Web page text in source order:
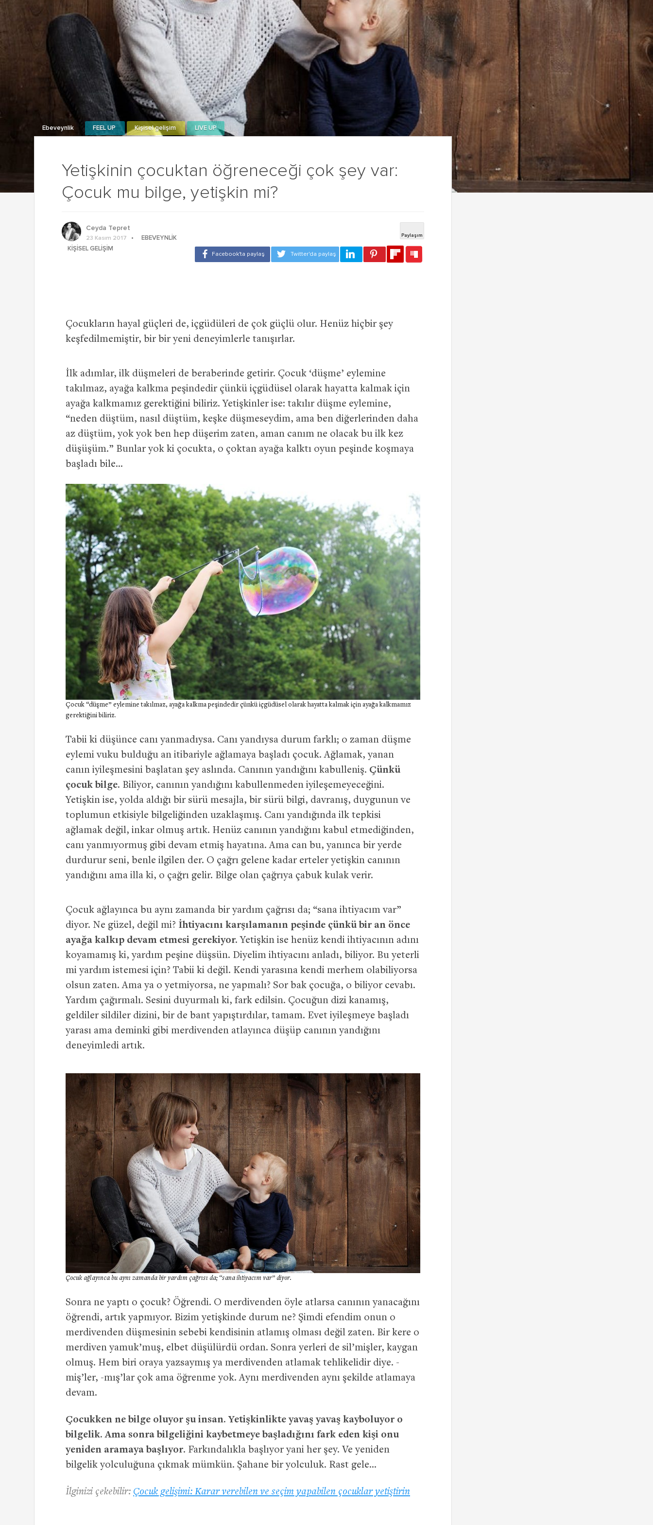
Yetişkinin çocuktan öğreneceği çok şey var:
Çocuk mu bilge, yetişkin mi?
Ebeveynlik FEEL UP Kişisel gelişim LIVE UP
Ceyda Tepret
23 Kasım 2017
EBEVEYNLIK
KIŞISEL GELIŞIM
Çocukların hayal güçleri de, içgüdüleri de çok güçlü olur. Henüz hiçbir şey
keşfedilmemiştir, bir bir yeni deneyimlerle tanışırlar.
İlk adımlar, ilk düşmeleri de beraberinde getirir. Çocuk ‘düşme’ eylemine
takılmaz, ayağa kalkma peşindedir çünkü içgüdüsel olarak hayatta kalmak için
ayağa kalkmamız gerektiğini biliriz. Yetişkinler ise: takılır düşme eylemine,
“neden düştüm, nasıl düştüm, keşke düşmeseydim, ama ben diğerlerinden daha
az düştüm, yok yok ben hep düşerim zaten, aman canım ne olacak bu ilk kez
düşüşüm.” Bunlar yok ki çocukta, o çoktan ayağa kalktı oyun peşinde koşmaya
başladı bile…
Çocuk “düşme” eylemine takılmaz, ayağa kalkma peşindedir çünkü içgüdüsel olarak hayatta kalmak için ayağa kalkmamız
gerektiğini biliriz.
Tabii ki düşünce canı yanmadıysa. Canı yandıysa durum farklı; o zaman düşme
eylemi vuku bulduğu an itibariyle ağlamaya başladı çocuk. Ağlamak, yanan
canın iyileşmesini başlatan şey aslında. Canının yandığını kabulleniş. Çünkü
çocuk bilge. Biliyor, canının yandığını kabullenmeden iyileşemeyeceğini.
Yetişkin ise, yolda aldığı bir sürü mesajla, bir sürü bilgi, davranış, duygunun ve
toplumun etkisiyle bilgeliğinden uzaklaşmış. Canı yandığında ilk tepkisi
ağlamak değil, inkar olmuş artık. Henüz canının yandığını kabul etmediğinden,
canı yanmıyormuş gibi devam etmiş hayatına. Ama can bu, yanınca bir yerde
durdurur seni, benle ilgilen der. O çağrı gelene kadar erteler yetişkin canının
yandığını ama illa ki, o çağrı gelir. Bilge olan çağrıya çabuk kulak verir.
Çocuk ağlayınca bu aynı zamanda bir yardım çağrısı da; “sana ihtiyacım var”
diyor. Ne güzel, değil mi? İhtiyacını karşılamanın peşinde çünkü bir an önce
ayağa kalkıp devam etmesi gerekiyor. Yetişkin ise henüz kendi ihtiyacının adını
koyamamış ki, yardım peşine düşsün. Diyelim ihtiyacını anladı, biliyor. Bu yeterli
mi yardım istemesi için? Tabii ki değil. Kendi yarasına kendi merhem olabiliyorsa
olsun zaten. Ama ya o yetmiyorsa, ne yapmalı? Sor bak çocuğa, o biliyor cevabı.
Yardım çağırmalı. Sesini duyurmalı ki, fark edilsin. Çocuğun dizi kanamış,
geldiler sildiler dizini, bir de bant yapıştırdılar, tamam. Evet iyileşmeye başladı
yarası ama deminki gibi merdivenden atlayınca düşüp canının yandığını
deneyimledi artık.
Çocuk ağlayınca bu aynı zamanda bir yardım çağrısı da; “sana ihtiyacım var” diyor.
Sonra ne yaptı o çocuk? Öğrendi. O merdivenden öyle atlarsa canının yanacağını
öğrendi, artık yapmıyor. Bizim yetişkinde durum ne? Şimdi efendim onun o
merdivenden düşmesinin sebebi kendisinin atlamış olması değil zaten. Bir kere o
merdiven yamuk’muş, elbet düşülürdü ordan. Sonra yerleri de sil’mişler, kaygan
olmuş. Hem biri oraya yazsaymış ya merdivenden atlamak tehlikelidir diye. -
miş’ler, -mış’lar çok ama öğrenme yok. Aynı merdivenden aynı şekilde atlamaya
devam.
Çocukken ne bilge oluyor şu insan. Yetişkinlikte yavaş yavaş kayboluyor o
bilgelik. Ama sonra bilgeliğini kaybetmeye başladığını fark eden kişi onu
yeniden aramaya başlıyor. Farkındalıkla başlıyor yani her şey. Ve yeniden
bilgelik yolculuğuna çıkmak mümkün. Şahane bir yolculuk. Rast gele…
İlginizi çekebilir: Çocuk gelişimi: Karar verebilen ve seçim yapabilen çocuklar yetiştirin